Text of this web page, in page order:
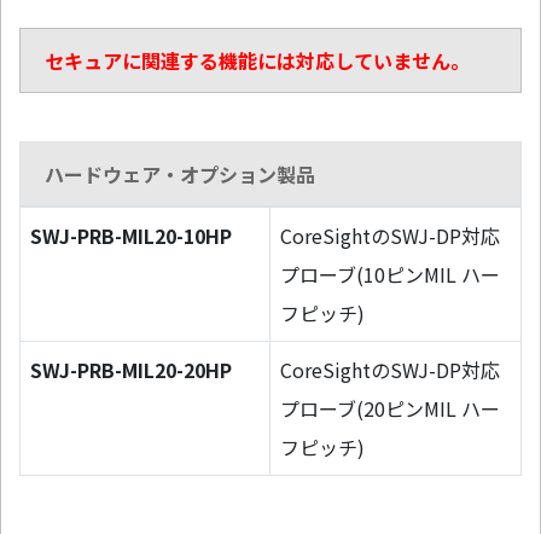
セキュアに関連する機能には対応していません。
ハードウェア・オプション製品
SWJ-PRB-MIL20-10HP
CoreSightのSWJ-DP対応
プローブ(10ピンMIL ハー
フピッチ)
SWJ-PRB-MIL20-20HP
CoreSightのSWJ-DP対応
プローブ(20ピンMIL ハー
フピッチ)